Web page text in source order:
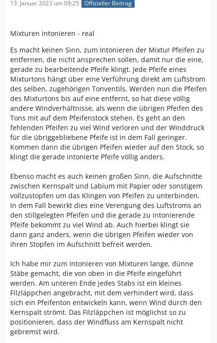
13. Januar 2023 um 09:25 Offizieller Beitrag
Mixturen intonieren - real
Es macht keinen Sinn, zum Intonieren der Mixtur Pfeifen zu
entfernen, die nicht ansprechen sollen, damit nur die eine,
gerade zu bearbeitende Pfeife klingt. Jede Pfeife eines
Mixturtons hängt über eine Verführung direkt am Luftstrom
des selben, zugehörigen Tonventils. Werden nun die Pfeifen
des Mixturtons bis auf eine entfernt, so hat diese völlig
andere Windverhältnisse, als wenn die übrigen Pfeifen des
Tons mit auf dem Pfeifenstock stehen. Es geht an den
fehlenden Pfeifen zu viel Wind verloren und der Winddruck
für die übriggebliebene Pfeife ist in dem Fall geringer.
Kommen dann die übrigen Pfeifen wieder auf den Stock, so
klingt die gerade intonierte Pfeife völlig anders.
Ebenso macht es auch keinen großen Sinn, die Aufschnitte
zwischen Kernspalt und Labium mit Papier oder sonstigem
vollzustopfen um das Klingen von Pfeifen zu unterbinden.
In dem Fall bewirkt dies eine Verengung des Luftstroms an
den stillgelegten Pfeifen und die gerade zu intonierende
Pfeife bekommt zu viel Wind ab. Auch hierbei klingt sie
dann ganz anders, wenn die übrigen Pfeifen wieder von
ihren Stopfen im Aufschnitt befreit werden.
Ich habe mir zum Intonieren von Mixturen lange, dünne
Stäbe gemacht, die von oben in die Pfeife eingeführt
werden. Am unteren Ende jedes Stabs ist ein kleines
Filzläppchen angebracht, mit dem verhindert wird, dass
sich ein Pfeifenton entwickeln kann, wenn Wind durch den
Kernspalt strömt. Das Filzläppchen ist möglichst so zu
positionieren, dass der Windfluss am Kernspalt nicht
gebremst wird.